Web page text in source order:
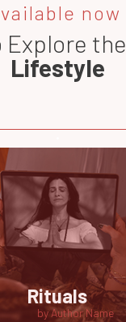
now
Explore the
Lifestyle
Rituals
by Author Name